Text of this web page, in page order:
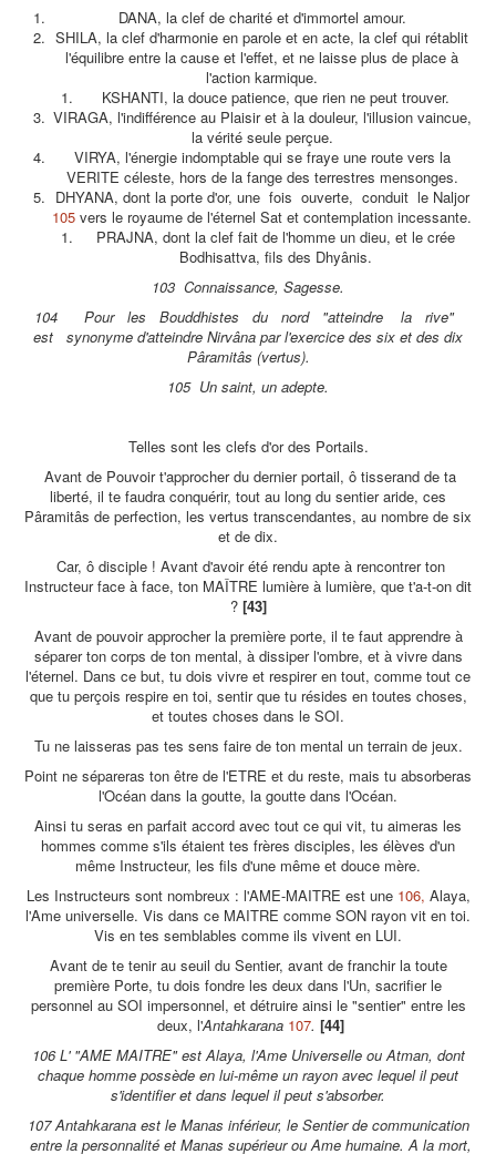
DANA, la clef de charité et d'immortel amour.
SHILA, la clef d'harmonie en parole et en acte, la clef qui rétablit
l'équilibre entre la cause et l'effet, et ne laisse plus de place à
l'action karmique.
KSHANTI, la douce patience, que rien ne peut trouver.
VIRAGA, l'indifférence au Plaisir et à la douleur, l'illusion vaincue,
la vérité seule perçue.
VIRYA, l'énergie indomptable qui se fraye une route vers la
VERITE céleste, hors de la fange des terrestres mensonges.
DHYANA, dont la porte d'or, une fois ouverte, conduit le Naljor
105 vers le royaume de l'éternel Sat et contemplation incessante.
PRAJNA, dont la clef fait de l'homme un dieu, et le crée
Bodhisattva, fils des Dhyânis.
103 Connaissance, Sagesse.
104 Pour les Bouddhistes du nord "atteindre la rive"
est synonyme d'atteindre Nirvâna par l'exercice des six et des dix
Pâramitâs (vertus).
105 Un saint, un adepte.
Telles sont les clefs d'or des Portails.
Avant de Pouvoir t'approcher du dernier portail, ô tisserand de ta
liberté, il te faudra conquérir, tout au long du sentier aride, ces
Pâramitâs de perfection, les vertus transcendantes, au nombre de six
et de dix.
Car, ô disciple ! Avant d'avoir été rendu apte à rencontrer ton
Instructeur face à face, ton MAÎTRE lumière à lumière, que t'a-t-on dit
? [43]
Avant de pouvoir approcher la première porte, il te faut apprendre à
séparer ton corps de ton mental, à dissiper l'ombre, et à vivre dans
l'éternel. Dans ce but, tu dois vivre et respirer en tout, comme tout ce
que tu perçois respire en toi, sentir que tu résides en toutes choses,
et toutes choses dans le SOI.
Tu ne laisseras pas tes sens faire de ton mental un terrain de jeux.
Point ne sépareras ton être de l'ETRE et du reste, mais tu absorberas
l'Océan dans la goutte, la goutte dans l'Océan.
Ainsi tu seras en parfait accord avec tout ce qui vit, tu aimeras les
hommes comme s'ils étaient tes frères disciples, les élèves d'un
même Instructeur, les fils d'une même et douce mère.
Les Instructeurs sont nombreux : l'AME-MAITRE est une 106, Alaya,
l'Ame universelle. Vis dans ce MAITRE comme SON rayon vit en toi.
Vis en tes semblables comme ils vivent en LUI.
Avant de te tenir au seuil du Sentier, avant de franchir la toute
première Porte, tu dois fondre les deux dans l'Un, sacrifier le
personnel au SOI impersonnel, et détruire ainsi le "sentier" entre les
deux, l'Antahkarana 107. [44]
106 L' "AME MAITRE" est Alaya, l'Ame Universelle ou Atman, dont
chaque homme possède en lui-même un rayon avec lequel il peut
s'identifier et dans lequel il peut s'absorber.
107 Antahkarana est le Manas inférieur, le Sentier de communication
entre la personnalité et Manas supérieur ou Ame humaine. A la mort,